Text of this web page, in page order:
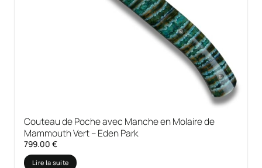
Couteau de Poche avec Manche en Molaire de
Mammouth Vert – Eden Park
799.00€
Lire la suite